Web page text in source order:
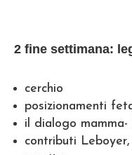
2 fine settimana:
cerchio
posizionamenti
il dialogo mamma-
contributi